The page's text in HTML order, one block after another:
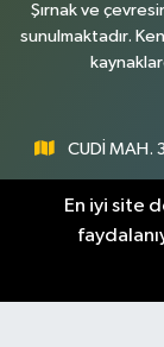
Şırnak ve
sunulmaktadır.
CUDİ MAH.
En iyi site